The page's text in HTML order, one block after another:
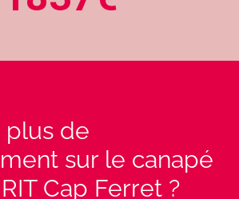
plus de
sur le canapé
Cap Ferret ?